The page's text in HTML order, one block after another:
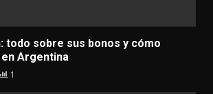
todo sobre sus bonos y cómo
Argentina
1